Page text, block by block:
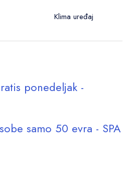
Klima uređaj
ponedeljak -
samo 50 evra - SPA